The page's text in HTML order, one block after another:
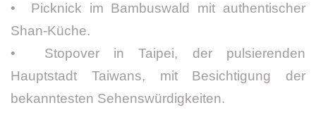
• Picknick im Bambuswald mit authentischer
Shan-Küche.
• Stopover in Taipei, der pulsierenden
Hauptstadt Taiwans, mit Besichtigung der
bekanntesten Sehenswürdigkeiten.